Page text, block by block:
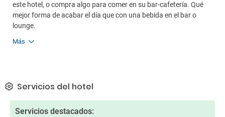
este hotel, o compra algo para comer en su bar-cafetería. Qué
mejor forma de acabar el día que con una bebida en el bar o
lounge.
Más
Servicios del hotel
Servicios destacados: